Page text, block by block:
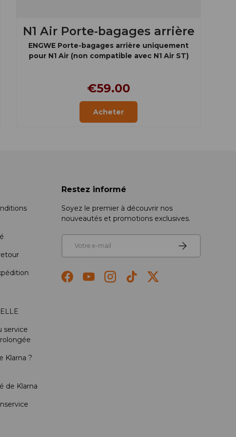
N1 Air Porte-bagages arrière
ENGWE Porte-bagages arrière uniquement
pour N1 Air (non compatible avec N1 Air ST)
€59.00
Acheter
service
Klarna ?
de Klarna
Restez informé
Soyez le premier à découvrir nos
nouveautés et promotions exclusives.
S’inscrire
FacebookYouTubeInstagramTikTokTwitter